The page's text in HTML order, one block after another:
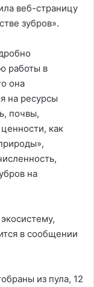
веб-страницу
зубров».
работы в
она
на ресурсы
почвы,
как
на
в сообщении
из пула, 12